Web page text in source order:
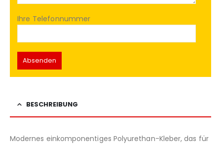
Ihre Telefonnummer
BESCHREIBUNG
Modernes einkomponentiges Polyurethan-Kleber, das für